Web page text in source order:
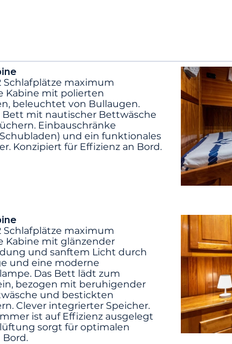
Schlafplätze maximum
Kabine mit polierten
beleuchtet von Bullaugen.
Bett mit nautischer Bettwäsche
Einbauschränke
und ein funktionales
Konzipiert für Effizienz an Bord.
Schlafplätze maximum
Kabine mit glänzender
und sanftem Licht durch
und eine moderne
Das Bett lädt zum
bezogen mit beruhigender
und bestickten
Clever integrierter Speicher.
ist auf Effizienz ausgelegt
sorgt für optimalen
Bord.